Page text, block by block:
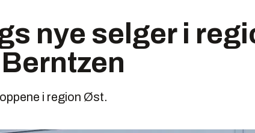
nye selger i
i region Øst.